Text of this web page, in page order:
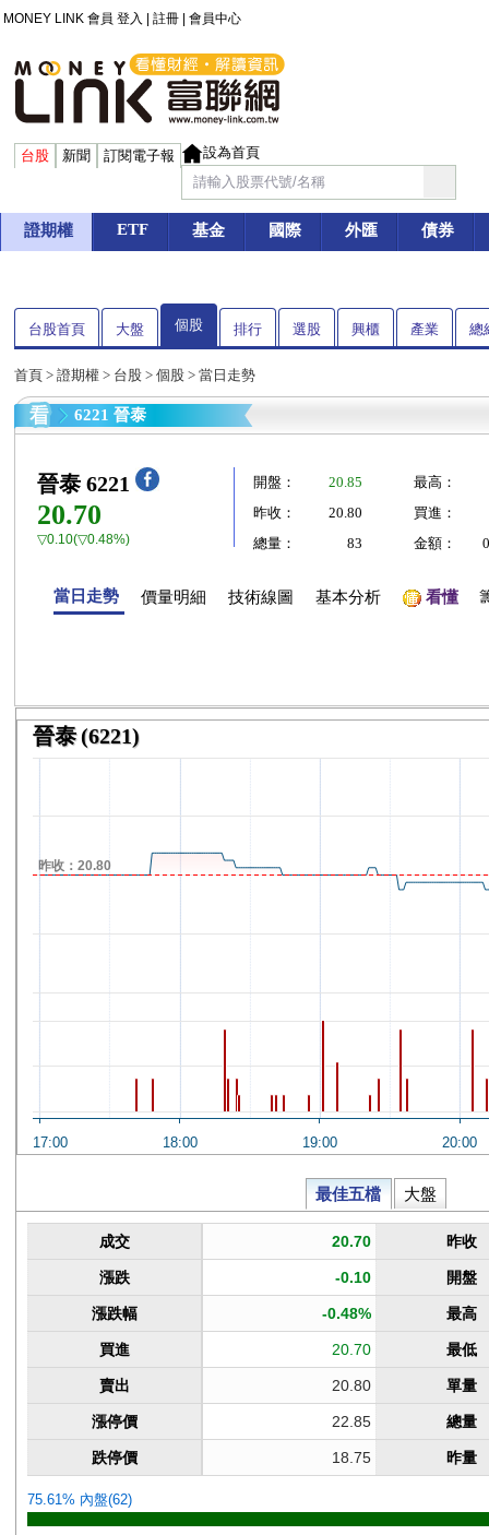
MONEY LINK 會員 登入 註冊 會員中心
台股 新聞 訂閱電子報 設為首頁
證期權 ETF 基金 國際 外匯 債券
台股首頁 大盤 個股 排行 選股 興櫃 產業 總
首頁 > 證期權 > 台股 > 個股 > 當日走勢
6221 晉泰
晉泰 6221
20.70
▽0.10(▽0.48%)
開盤： 20.85
最高：
昨收：
20.80
買進：
總量：
83 金額：
當日走勢 價量明細 技術線圖 基本分析 看懂